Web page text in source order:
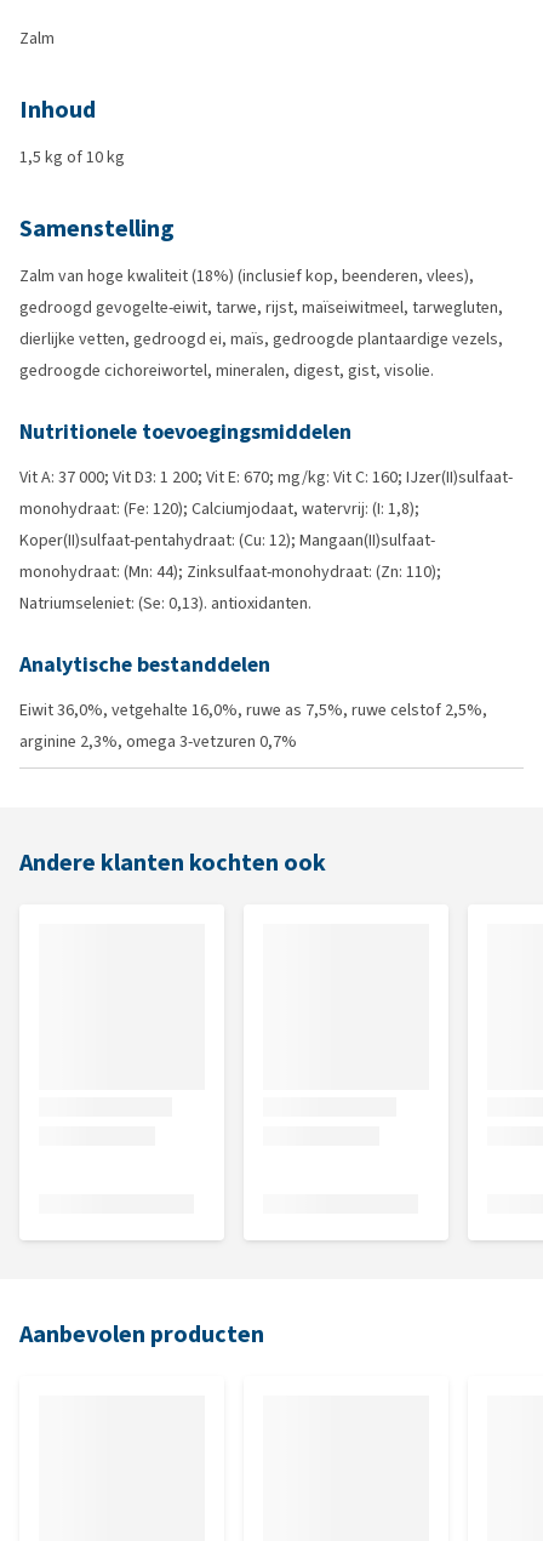
Zalm
Inhoud
1,5 kg of 10 kg
Samenstelling
Zalm van hoge kwaliteit (18%) (inclusief kop, beenderen, vlees),
gedroogd gevogelte-eiwit, tarwe, rijst, maïseiwitmeel, tarwegluten,
dierlijke vetten, gedroogd ei, maïs, gedroogde plantaardige vezels,
gedroogde cichoreiwortel, mineralen, digest, gist, visolie.
Nutritionele toevoegingsmiddelen
Vit A: 37 000; Vit D3: 1 200; Vit E: 670; mg/kg: Vit C: 160; IJzer(II)sulfaat-
monohydraat: (Fe: 120); Calciumjodaat, watervrij: (I: 1,8);
Koper(II)sulfaat-pentahydraat: (Cu: 12); Mangaan(II)sulfaat-
monohydraat: (Mn: 44); Zinksulfaat-monohydraat: (Zn: 110);
Natriumseleniet: (Se: 0,13). antioxidanten.
Analytische bestanddelen
Eiwit 36,0%, vetgehalte 16,0%, ruwe as 7,5%, ruwe celstof 2,5%,
arginine 2,3%, omega 3-vetzuren 0,7%
Andere klanten kochten ook
Aanbevolen producten